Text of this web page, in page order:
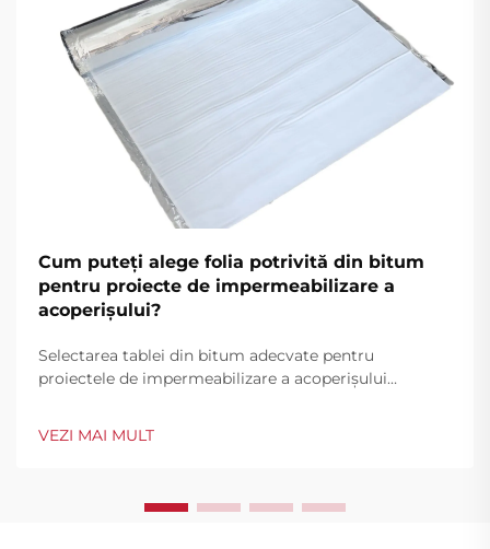
Cum puteți alege folia potrivită din bitum
pentru proiecte de impermeabilizare a
acoperișului?
Selectarea tablei din bitum adecvate pentru
proiectele de impermeabilizare a acoperișului
durabilitatea. Contractorii profesioniști și proprietarii
VEZI MAI MULT